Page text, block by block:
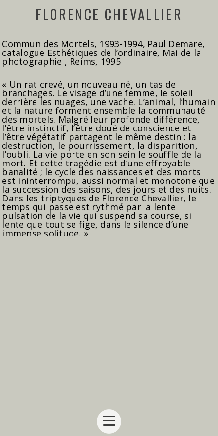
FLORENCE CHEVALLIER
Commun des Mortels, 1993-1994, Paul Demare,
catalogue Esthétiques de l’ordinaire, Mai de la
photographie , Reims, 1995
« Un rat crevé, un nouveau né, un tas de
branchages. Le visage d’une femme, le soleil
derrière les nuages, une vache. L’animal, l’humain
et la nature forment ensemble la communauté
des mortels. Malgré leur profonde différence,
l’être instinctif, l’être doué de conscience et
l’être végétatif partagent le même destin : la
destruction, le pourrissement, la disparition,
l’oubli. La vie porte en son sein le souffle de la
mort. Et cette tragédie est d’une effroyable
banalité ; le cycle des naissances et des morts
est ininterrompu, aussi normal et monotone que
la succession des saisons, des jours et des nuits.
Dans les triptyques de Florence Chevallier, le
temps qui passe est rythmé par la lente
pulsation de la vie qui suspend sa course, si
lente que tout se fige, dans le silence d’une
immense solitude. »